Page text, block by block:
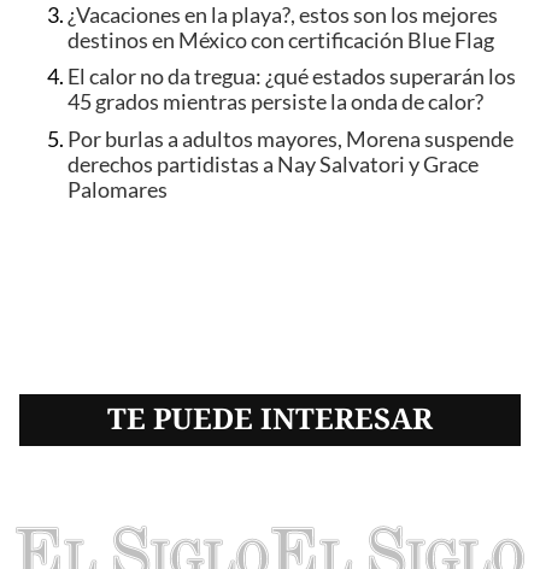
¿Vacaciones en la playa?, estos son los mejores
destinos en México con certificación Blue Flag
El calor no da tregua: ¿qué estados superarán los
45 grados mientras persiste la onda de calor?
Por burlas a adultos mayores, Morena suspende
derechos partidistas a Nay Salvatori y Grace
Palomares
TE PUEDE INTERESAR